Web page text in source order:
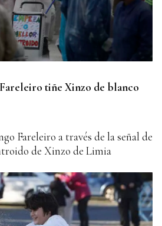
tiñe Xinzo de blanco
Fareleiro a través de la señal de
de Xinzo de Limia